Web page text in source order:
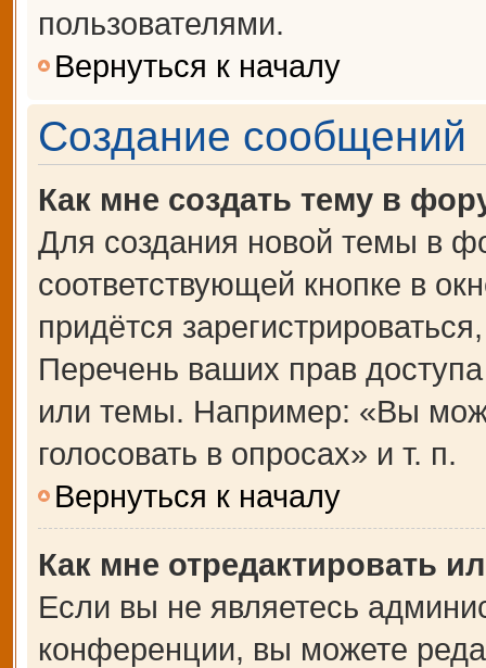
пользователями.
Вернуться к началу
Создание сообщений
Как мне создать тему в
Для создания новой темы в
соответствующей кнопке в
придётся
Перечень ваших прав
или темы. Например: «Вы
голосовать в опросах» и т. п.
Вернуться к началу
Как мне отредактировать
Если вы не являетесь
конференции, вы можете